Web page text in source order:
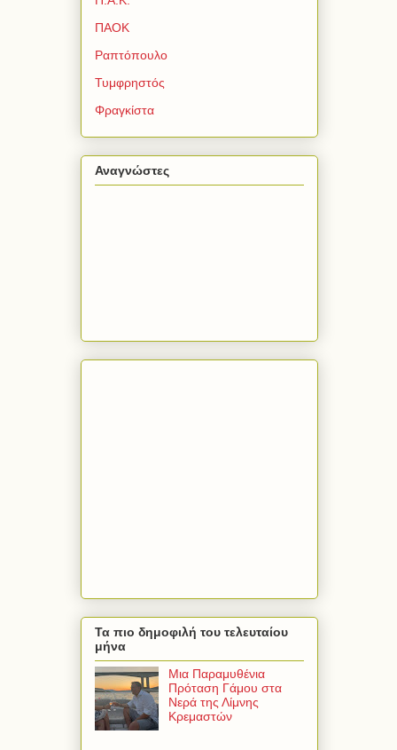
ΠΑΟΚ
Ραπτόπουλο
Τυμφρηστός
Φραγκίστα
Αναγνώστες
Τα πιο δημοφιλή του τελευταίου
μήνα
Μια Παραμυθένια
Πρόταση Γάμου στα
Νερά της Λίμνης
Κρεμαστών